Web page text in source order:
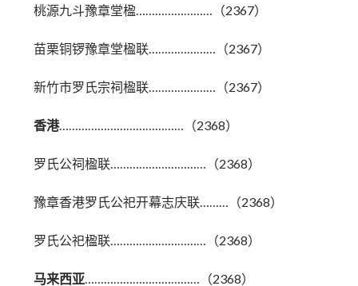
桃源九斗豫章堂楹……………………（2367）
苗栗铜锣豫章堂楹联…………………（2367）
新竹市罗氏宗祠楹联…………………（2367）
香港…………………………………（2368）
罗氏公祠楹联…………………………（2368）
豫章香港罗氏公祀开幕志庆联………（2368）
罗氏公祀楹联…………………………（2368）
马来西亚………………………………（2368）